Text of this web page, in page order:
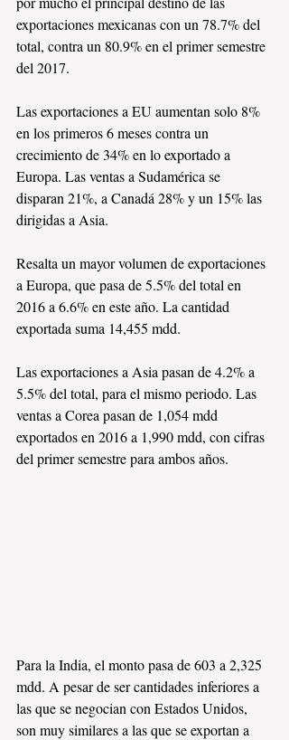
exportaciones mexicanas con un 78.7% del
total, contra un 80.9% en el primer semestre
del 2017.
Las exportaciones a EU aumentan solo 8%
en los primeros 6 meses contra un
crecimiento de 34% en lo exportado a
Europa. Las ventas a Sudamérica se
disparan 21%, a Canadá 28% y un 15% las
dirigidas a Asia.
Resalta un mayor volumen de exportaciones
a Europa, que pasa de 5.5% del total en
2016 a 6.6% en este año. La cantidad
exportada suma 14,455 mdd.
Las exportaciones a Asia pasan de 4.2% a
5.5% del total, para el mismo periodo. Las
ventas a Corea pasan de 1,054 mdd
exportados en 2016 a 1,990 mdd, con cifras
del primer semestre para ambos años.
Para la India, el monto pasa de 603 a 2,325
mdd. A pesar de ser cantidades inferiores a
las que se negocian con Estados Unidos,
son muy similares a las que se exportan a